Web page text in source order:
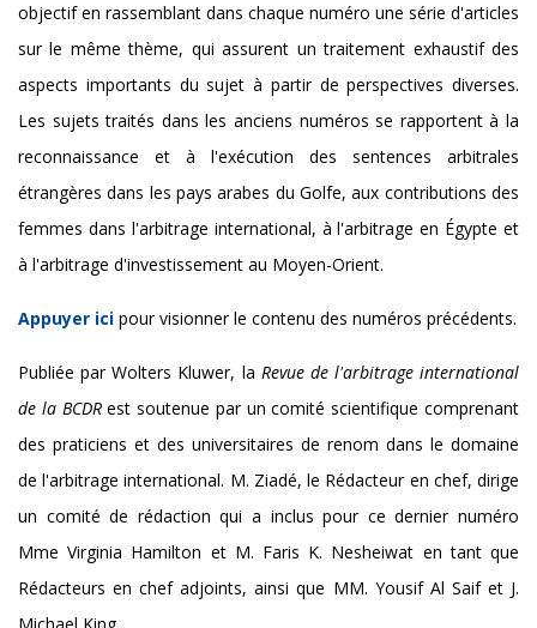
objectif en rassemblant dans chaque numéro une série d'articles
sur le même thème, qui assurent un traitement exhaustif des
aspects importants du sujet à partir de perspectives diverses.
Les sujets traités dans les anciens numéros se rapportent à la
reconnaissance et à l'exécution des sentences arbitrales
étrangères dans les pays arabes du Golfe, aux contributions des
femmes dans l'arbitrage international, à l'arbitrage en Égypte et
à l'arbitrage d'investissement au Moyen-Orient.
Appuyer ici pour visionner le contenu des numéros précédents.
Publiée par Wolters Kluwer, la Revue de l'arbitrage international
de la BCDRest soutenue par un comité scientifique comprenant
des praticiens et des universitaires de renom dans le domaine
de l'arbitrage international. M. Ziadé, le Rédacteur en chef, dirige
un comité de rédaction qui a inclus pour ce dernier numéro
Mme Virginia Hamilton et M. Faris K. Nesheiwat en tant que
Rédacteurs en chef adjoints, ainsi que MM. Yousif Al Saif et J.